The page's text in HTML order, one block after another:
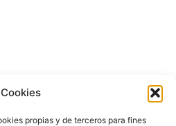
Cookies
propias y de terceros para fines